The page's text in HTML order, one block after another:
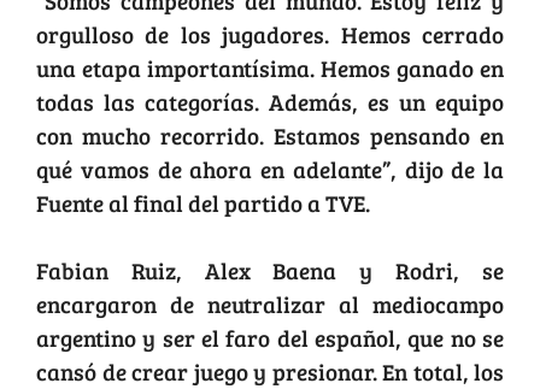
orgulloso de los jugadores. Hemos cerrado
una etapa importantísima. Hemos ganado en
todas las categorías. Además, es un equipo
con mucho recorrido. Estamos pensando en
qué vamos de ahora en adelante”, dijo de la
Fuente al final del partido a TVE.
Fabian Ruiz, Alex Baena y Rodri, se
encargaron de neutralizar al mediocampo
argentino y ser el faro del español, que no se
cansó de crear juego y presionar. En total, los